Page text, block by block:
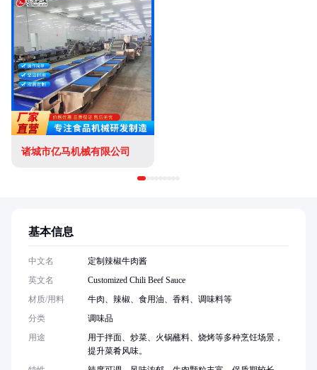
诸城市亿马机械有限公司
基本信息
中文名
定制辣椒牛肉酱
英文名
Customized Chili Beef Sauce
材质/用料
牛肉、辣椒、食用油、香料、调味料等
分类
调味品
用途
用于拌面、炒菜、火锅蘸料、烧烤等多种烹饪场景，
提升菜肴风味。